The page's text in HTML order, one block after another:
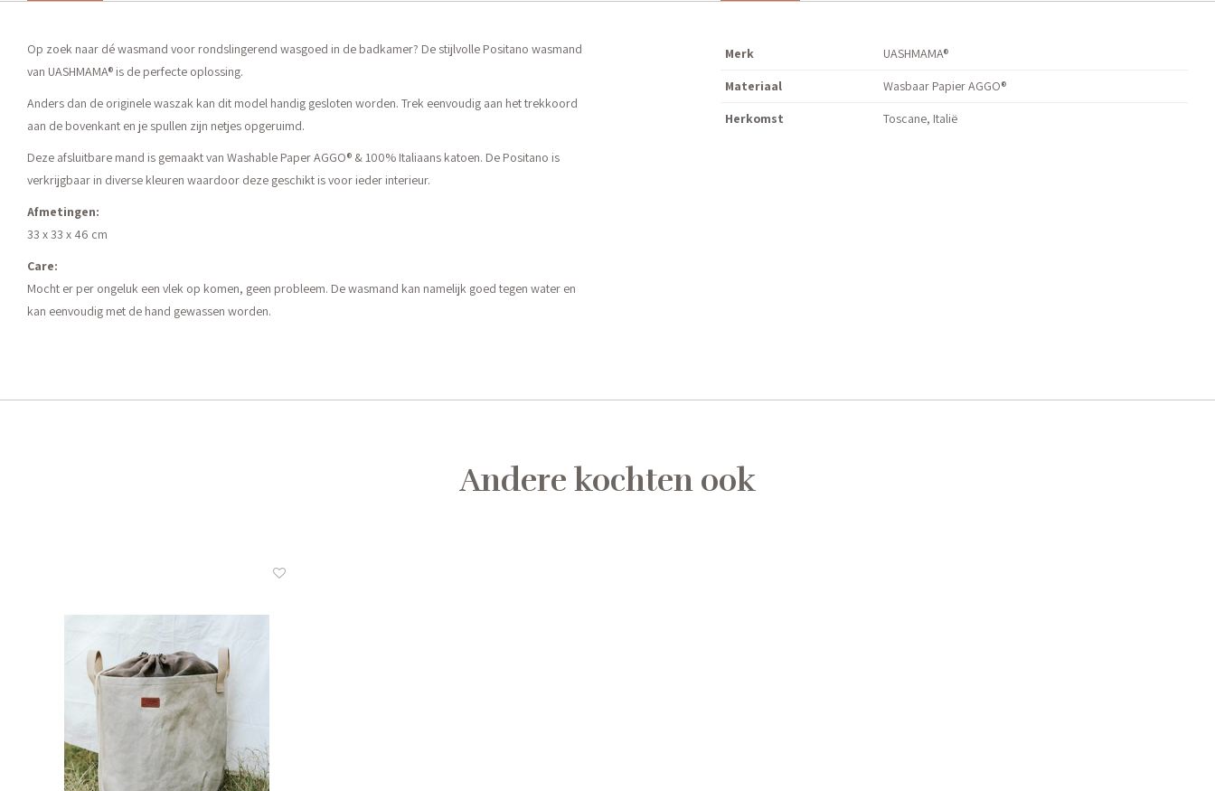
Op zoek naar dé wasmand voor rondslingerend wasgoed in de badkamer? De stijlvolle Positano wasmand
van UASHMAMA® is de perfecte oplossing.
Anders dan de originele waszak kan dit model handig gesloten worden. Trek eenvoudig aan het trekkoord
aan de bovenkant en je spullen zijn netjes opgeruimd.
Deze afsluitbare mand is gemaakt van Washable Paper AGGO® & 100% Italiaans katoen. De Positano is
verkrijgbaar in diverse kleuren waardoor deze geschikt is voor ieder interieur.
Afmetingen:
33 x 33 x 46 cm
Care:
Mocht er per ongeluk een vlek op komen, geen probleem. De wasmand kan namelijk goed tegen water en
kan eenvoudig met de hand gewassen worden.
Merk
UASHMAMA®
Materiaal
Wasbaar Papier AGGO®
Herkomst
Toscane, Italië
Andere kochten ook